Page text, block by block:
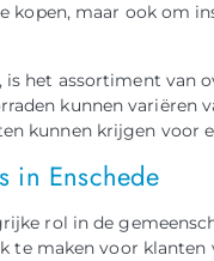
kopen, maar ook om
het assortiment van
kunnen
kunnen krijgen voor
in Enschede
rol in de
maken voor klanten